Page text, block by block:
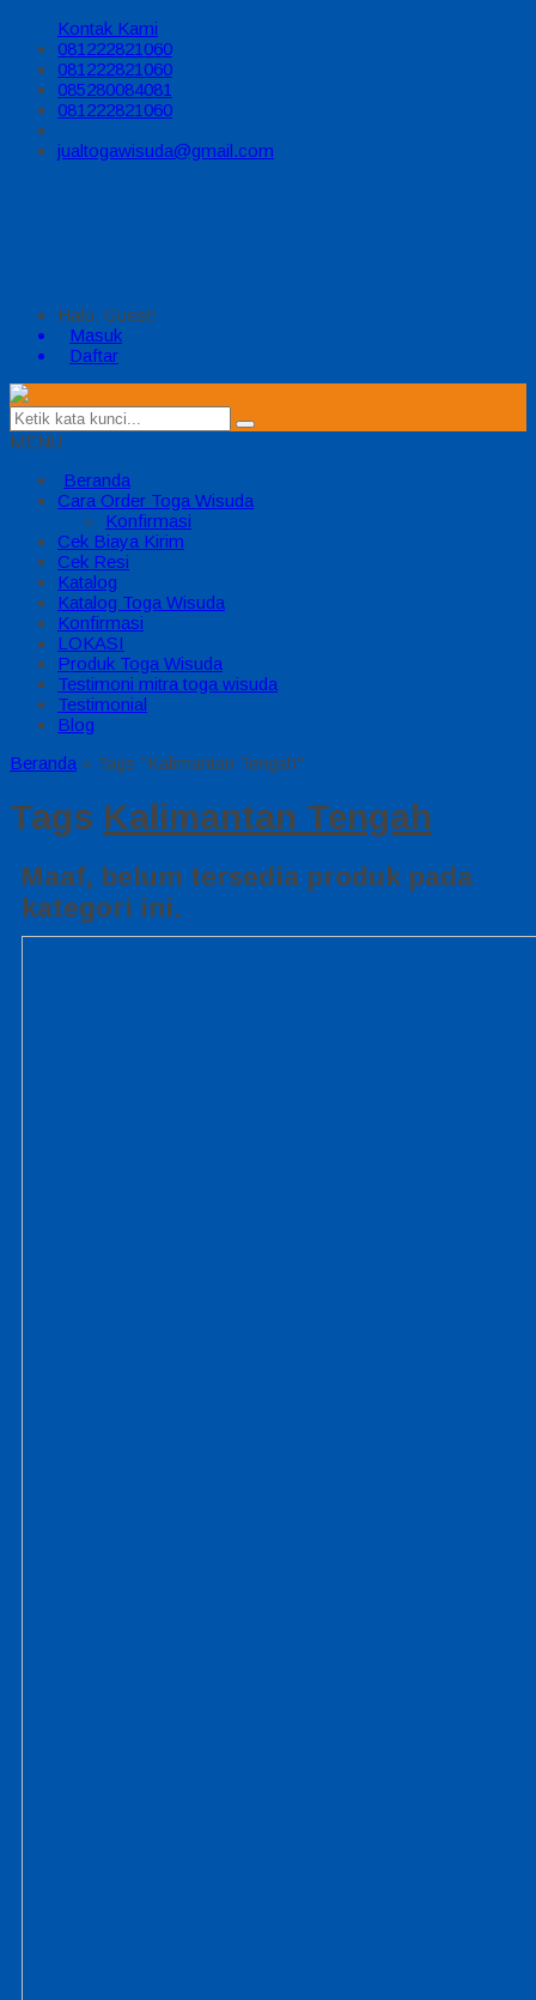
Kontak Kami
081222821060
081222821060
085280084081
081222821060
jualtogawisuda@gmail.com
Halo, Guest!
Masuk
Daftar
MENU
Beranda
Cara Order Toga Wisuda
Konfirmasi
Cek Biaya Kirim
Cek Resi
Katalog
Katalog Toga Wisuda
Konfirmasi
LOKASI
Produk Toga Wisuda
Testimoni mitra toga wisuda
Testimonial
Blog
Beranda » Tags "Kalimantan Tengah"
Tags Kalimantan Tengah
Maaf, belum tersedia produk pada
kategori ini.